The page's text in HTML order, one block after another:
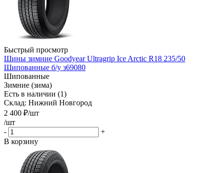
Быстрый просмотр
Шины зимние Goodyear Ultragrip Ice Arctic R18 235/50
Шипованные б/у з69080
Шипованные
Зимние (зима)
Есть в наличии (1)
Склад: Нижний Новгород
2 400 ₽/шт
/шт
-
+
В корзину